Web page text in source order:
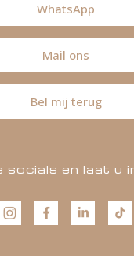
WhatsApp
Mail ons
Bel mij terug
socials en laat u